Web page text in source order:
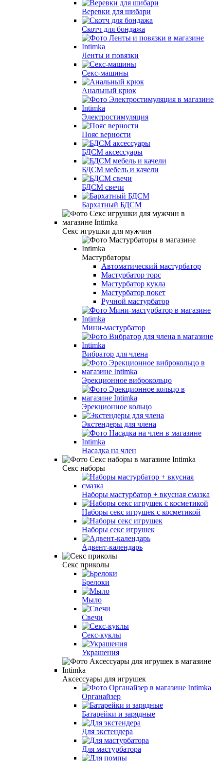
Веревки для шибари
Скотч для бондажа
Ленты и повязки
Секс-машины
Анальный крюк
Электростимуляция
Пояс верности
БДСМ аксессуары
БДСМ мебель и качели
БДСМ свечи
Бархатный БДСМ
Секс игрушки для мужчин
Мастурбаторы
Автоматический мастурбатор
Мастурбатор торс
Мастурбатор кукла
Мастурбатор покет
Ручной мастурбатор
Мини-мастурбатор
Вибратор для члена
Эрекционное виброкольцо
Эрекционное кольцо
Экстендеры для члена
Насадка на член
Секс наборы
Наборы мастурбатор + вкусная смазка
Наборы секс игрушек с косметикой
Наборы секс игрушек
Адвент-календарь
Секс приколы
Брелоки
Мыло
Свечи
Секс-куклы
Украшения
Аксессуары для игрушек
Органайзер
Батарейки и зарядные
Для экстендера
Для мастурбатора